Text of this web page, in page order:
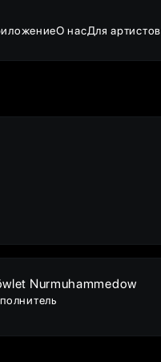
О насДля артистов
Nurmuhammedow